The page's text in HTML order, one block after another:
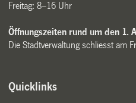
Freitag: 8–16 Uhr
Öffnungszeiten rund um den 1.
Die Stadtverwaltung schliesst am
Quicklinks